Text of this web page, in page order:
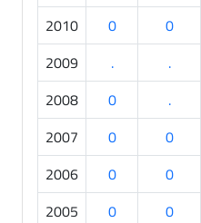
2010
0 0
2009
. .
2008
0 .
2007
0 0
2006
0 0
2005
0 0